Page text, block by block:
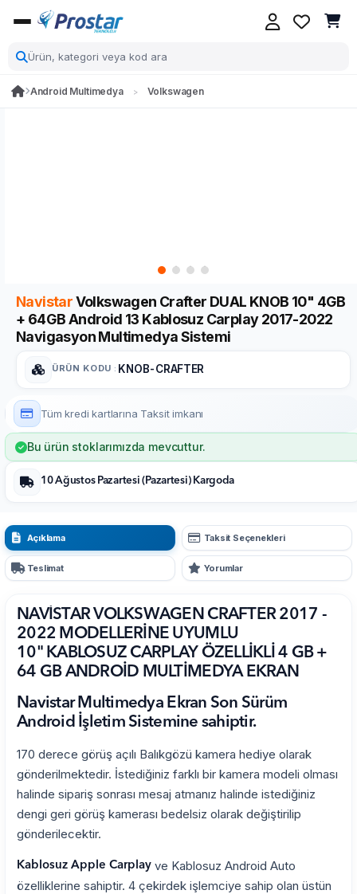
Android Multimedya Volkswagen
NavistarVolkswagen Crafter DUAL KNOB 10" 4GB
+ 64GB Android 13 Kablosuz Carplay 2017-2022
Navigasyon Multimedya Sistemi
ÜRÜN KODU : KNOB-CRAFTER
Tüm kredi kartlarına Taksit imkanı
Bu ürün stoklarımızda mevcuttur.
10 Ağustos Pazartesi (Pazartesi) Kargoda
Açıklama Taksit Seçenekleri
Teslimat Yorumlar
NAVİSTAR VOLKSWAGEN CRAFTER 2017 -
2022 MODELLERİNE UYUMLU
10" KABLOSUZ CARPLAY ÖZELLİKLİ 4 GB +
64 GB ANDROİD MULTİMEDYA EKRAN
Navistar Multimedya Ekran Son Sürüm
Android İşletim Sistemine sahiptir.
170 derece görüş açılı Balıkgözü kamera hediye olarak
gönderilmektedir. İstediğiniz farklı bir kamera modeli olması
halinde sipariş sonrası mesaj atmanız halinde istediğiniz
dengi geri görüş kamerası bedelsiz olarak değiştirilip
gönderilecektir.
Kablosuz Apple Carplay ve Kablosuz Android Auto
özelliklerine sahiptir. 4 çekirdek işlemciye sahip olan üstün